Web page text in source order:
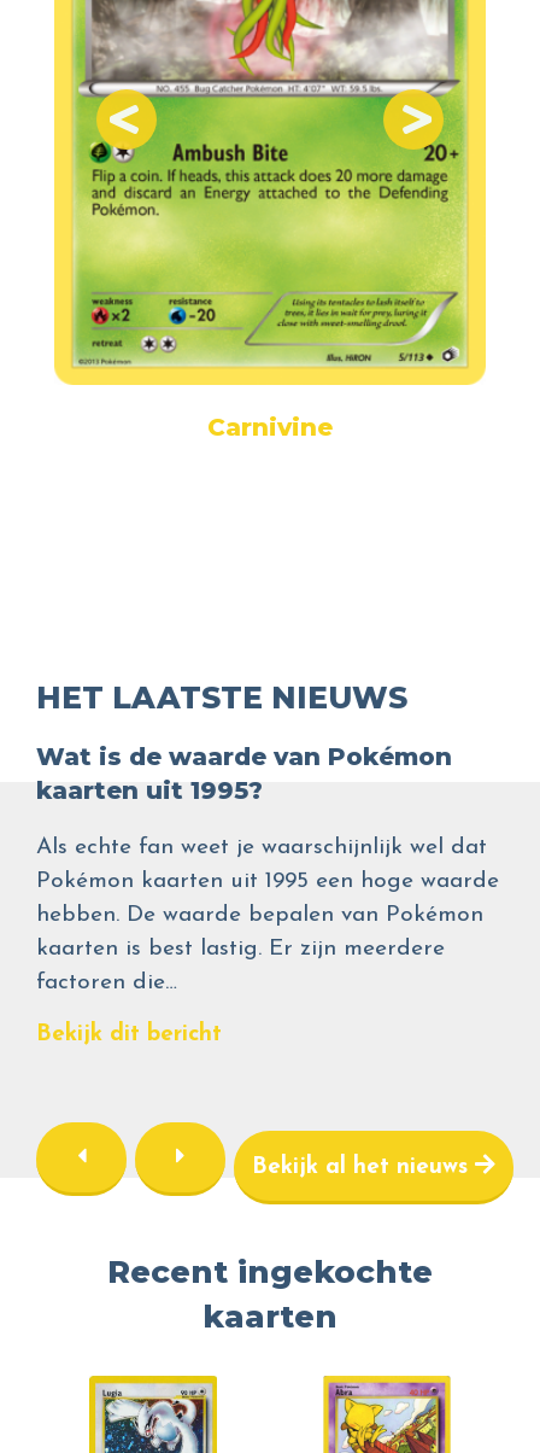
Carnivine
HET LAATSTE NIEUWS
Wat is de waarde van Pokémon
kaarten uit 1995?
Als echte fan weet je waarschijnlijk wel dat
Pokémon kaarten uit 1995 een hoge waarde
hebben. De waarde bepalen van Pokémon
kaarten is best lastig. Er zijn meerdere
factoren die…
Bekijk dit bericht
Bekijk al het nieuws
Recent ingekochte
kaarten